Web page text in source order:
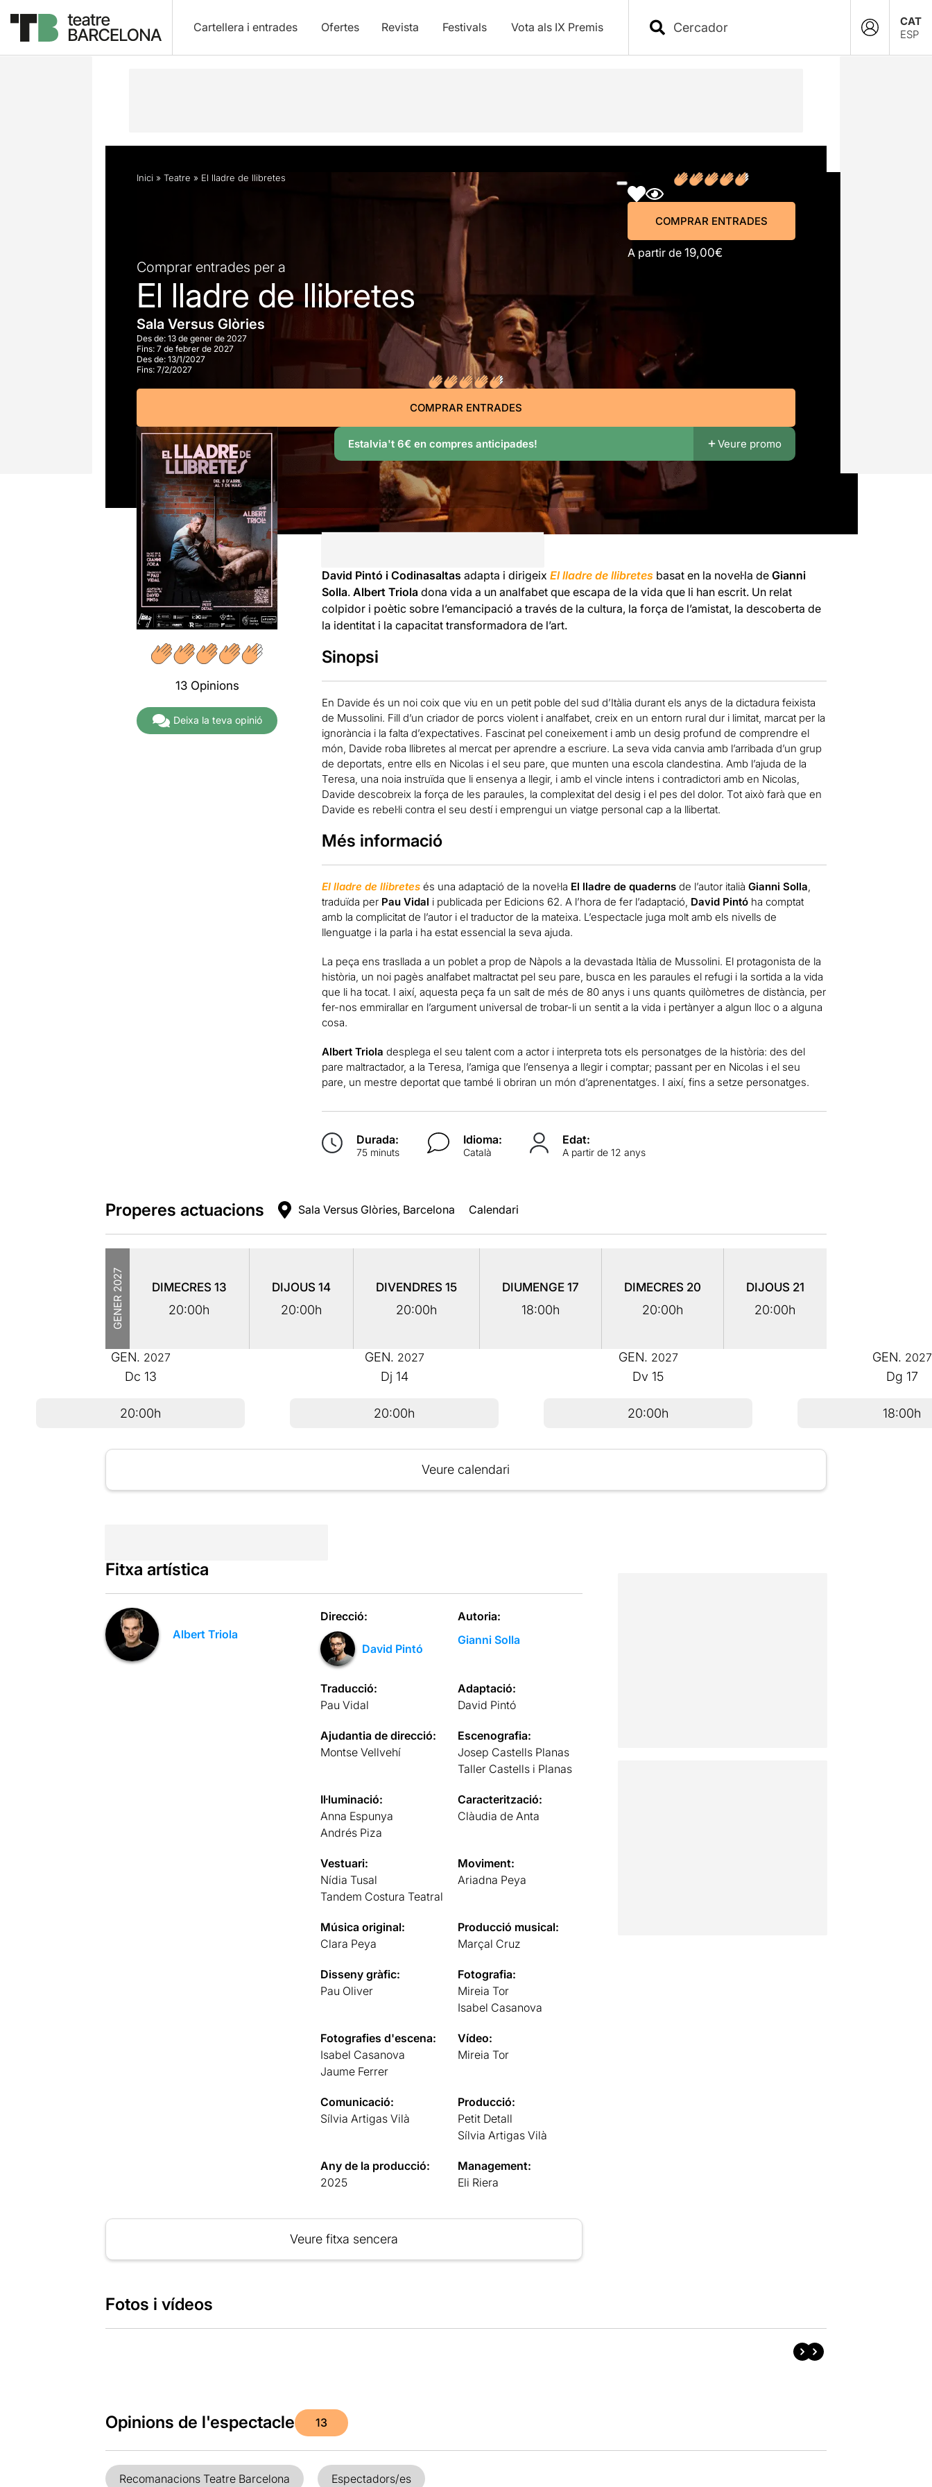
Cartellera i entrades Ofertes Revista Festivals Vota als IX Premis
CAT
ESP
Descripció Horaris Fitxa artística Fotos i vídeos Opinions Info pràctica Articles COMPRAR ENTRADES
Inici » Teatre » El lladre de llibretes
A partir de 19,00€
COMPRAR ENTRADES
Comprar entrades per a
El lladre de llibretes
Sala Versus Glòries
Des de: 13 de gener de 2027
Fins: 7 de febrer de 2027
Des de: 13/1/2027
Fins: 7/2/2027
COMPRAR ENTRADES
13 Opinions
Deixa la teva opinió
Estalvia't 6€ en compres anticipades! Veure promo
David Pintó i Codinasaltas adapta i dirigeix El lladre de llibretes basat en la novel·la de Gianni
Solla. Albert Triola dona vida a un analfabet que escapa de la vida que li han escrit. Un relat
colpidor i poètic sobre l’emancipació a través de la cultura, la força de l’amistat, la descoberta de
la identitat i la capacitat transformadora de l’art.
Sinopsi
En Davide és un noi coix que viu en un petit poble del sud d’Itàlia durant els anys de la dictadura feixista
de Mussolini. Fill d’un criador de porcs violent i analfabet, creix en un entorn rural dur i limitat, marcat per la
ignorància i la falta d’expectatives. Fascinat pel coneixement i amb un desig profund de comprendre el
món, Davide roba llibretes al mercat per aprendre a escriure. La seva vida canvia amb l’arribada d’un grup
de deportats, entre ells en Nicolas i el seu pare, que munten una escola clandestina. Amb l’ajuda de la
Teresa, una noia instruïda que li ensenya a llegir, i amb el vincle intens i contradictori amb en Nicolas,
Davide descobreix la força de les paraules, la complexitat del desig i el pes del dolor. Tot això farà que en
Davide es rebel·li contra el seu destí i emprengui un viatge personal cap a la llibertat.
Més informació
El lladre de llibretes és una adaptació de la novel·la El lladre de quadernsde l’autor italià Gianni Solla
traduïda per Pau Vidal i publicada per Edicions 62. A l’hora de fer l’adaptació, David Pintóha comptat
amb la complicitat de l’autor i el traductor de la mateixa. L’espectacle juga molt amb els nivells de
llenguatge i la parla i ha estat essencial la seva ajuda.
La peça ens trasllada a un poblet a prop de Nàpols a la devastada Itàlia de Mussolini. El protagonista de la
història, un noi pagès analfabet maltractat pel seu pare, busca en les paraules el refugi i la sortida a la vida
que li ha tocat. I així, aquesta peça fa un salt de més de 80 anys i uns quants quilòmetres de distància, per
fer-nos emmirallar en l’argument universal de trobar-li un sentit a la vida i pertànyer a algun lloc o a alguna
cosa.
Albert Triola desplega el seu talent com a actor i interpreta tots els personatges de la història: des del
pare maltractador, a la Teresa, l’amiga que l’ensenya a llegir i comptar; passant per en Nicolas i el seu
pare, un mestre deportat que també li obriran un món d’aprenentatges. I així, fins a setze personatges.
Durada:
75 minuts
Idioma:
Català
Edat:
A partir de 12 anys
Properes actuacions Sala Versus Glòries, Barcelona Calendari
GENER
2027 DIMECRES 13
20:00h
DIJOUS 14
20:00h
DIVENDRES 15
20:00h
DIUMENGE 17
18:00h
DIMECRES 20
20:00h
DIJOUS 21
20:00h
GEN. 2027
Dc 13
20:00h
GEN. 2027
Dj 14
20:00h
GEN. 2027
Dv15
20:00h
GEN. 2027
Dg 17
18:00h
Veure calendari
Fitxa artística
Albert Triola
Direcció:
David Pintó
Autoria:
Gianni Solla
Traducció:
Pau Vidal
Adaptació:
David Pintó
Ajudantia de direcció:
Montse Vellvehí
Escenografia:
Josep Castells Planas
Taller Castells i Planas
Il·luminació:
Anna Espunya
Andrés Piza
Caracterització:
Clàudia de Anta
Vestuari:
Nídia Tusal
Tandem Costura Teatral
Moviment:
Ariadna Peya
Música original:
Clara Peya
Producció musical:
Marçal Cruz
Disseny gràfic:
Pau Oliver
Fotografia:
Mireia Tor
Isabel Casanova
Fotografies d'escena:
Isabel Casanova
Jaume Ferrer
Vídeo:
Mireia Tor
Comunicació:
Sílvia Artigas Vilà
Producció:
Petit Detall
Sílvia Artigas Vilà
Any de la producció:
2025
Management:
Eli Riera
Veure fitxa sencera
Fotos i vídeos
Opinions de l'espectacle 13
Recomanacions Teatre Barcelona Espectadors/es